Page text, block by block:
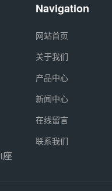
座
Navigation
网站首页
关于我们
产品中心
新闻中心
在线留言
联系我们